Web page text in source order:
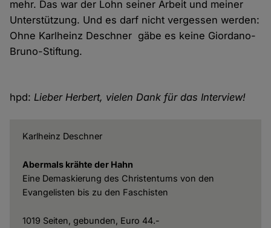
mehr. Das war der Lohn seiner Arbeit und meiner
Unterstützung. Und es darf nicht vergessen werden:
Ohne Karlheinz Deschner gäbe es keine Giordano-
Bruno-Stiftung.
hpd:Lieber Herbert, vielen Dank für das Interview!
Karlheinz Deschner
Abermals krähte der Hahn
Eine Demaskierung des Christentums von den
Evangelisten bis zu den Faschisten
1019 Seiten, gebunden, Euro 44.-